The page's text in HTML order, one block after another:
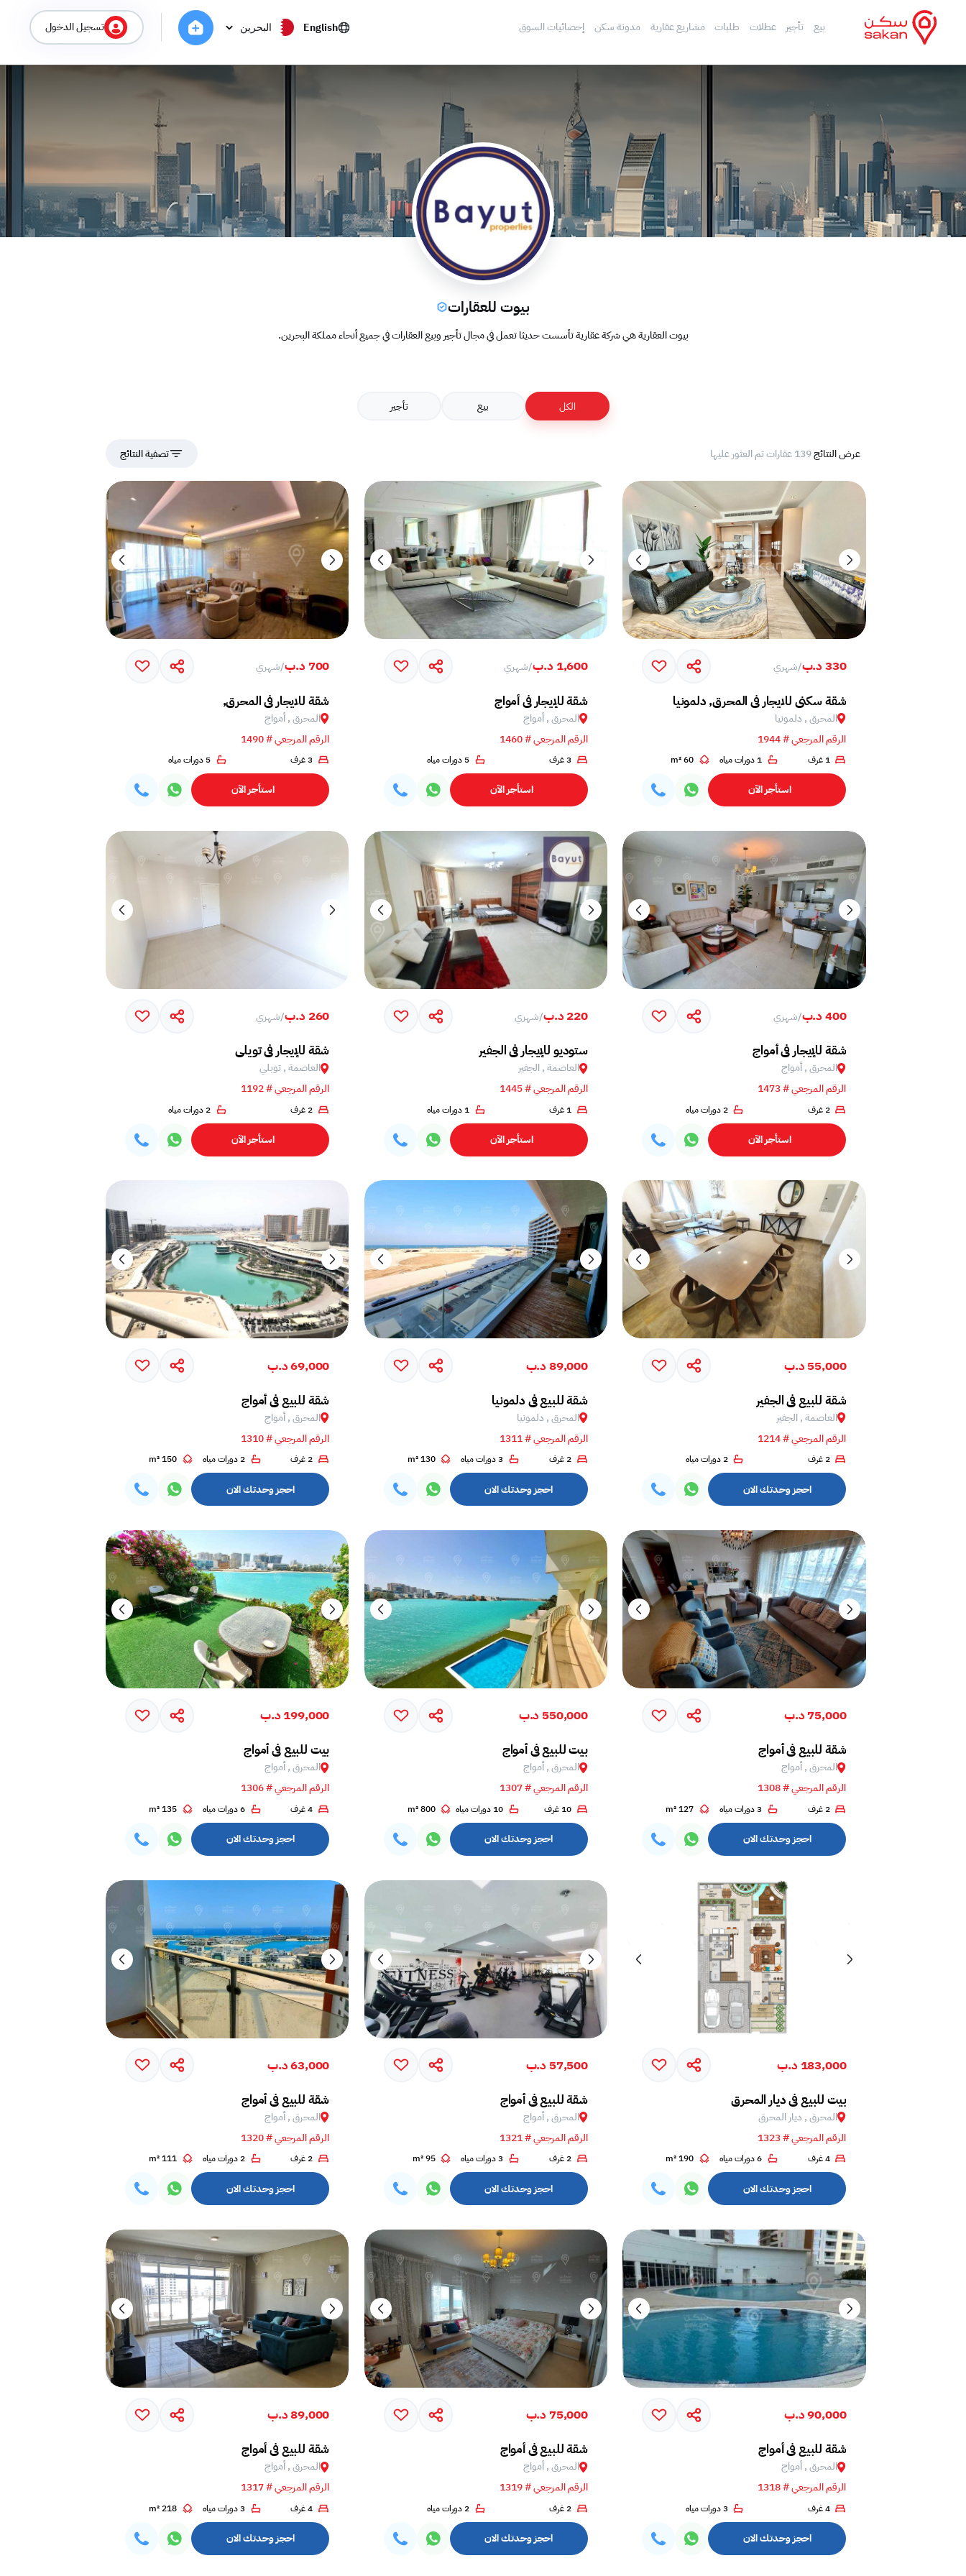
بيع تأجير عطلات طلبات مشاريع عقارية مدونة سكن إحصائيات السوق English البحرين تسجيل الدخول
بيوت للعقارات
بيوت العقارية هي شركة عقارية تأسست حديثا تعمل في مجال تأجير وبيع العقارات في جميع أنحاء مملكة البحرين.
الكل بيع تأجير
عرض النتائج139 عقارات تم العثور عليها تصفية النتائج
330 د.ب /شهري
شقة سكني للايجار في المحرق, دلمونيا
المحرق , دلمونيا
الرقم المرجعي # 1944
1 غرف 1 دورات مياه 60 m²
استأجر الآن
1,600 د.ب /شهري
شقة للإيجار في أمواج
المحرق , أمواج
الرقم المرجعي # 1460
3 غرف 5 دورات مياه
استأجر الآن
700 د.ب /شهري
شقة للايجار في المحرق,
المحرق , أمواج
الرقم المرجعي # 1490
3 غرف 5 دورات مياه
استأجر الآن
400 د.ب /شهري
شقة للإيجار في أمواج
المحرق , أمواج
الرقم المرجعي # 1473
2 غرف 2 دورات مياه
استأجر الآن
220 د.ب /شهري
ستوديو للإيجار في الجفير
العاصمة , الجفير
الرقم المرجعي # 1445
1 غرف 1 دورات مياه
استأجر الآن
260 د.ب /شهري
شقة للإيجار في تويلي
العاصمة , توبلي
الرقم المرجعي # 1192
2 غرف 2 دورات مياه
استأجر الآن
55,000 د.ب
شقة للبيع في الجفير
العاصمة , الجفير
الرقم المرجعي # 1214
2 غرف 2 دورات مياه
احجز وحدتك الان
89,000 د.ب
شقة للبيع في دلمونيا
المحرق , دلمونيا
الرقم المرجعي # 1311
2 غرف 3 دورات مياه 130 m²
احجز وحدتك الان
69,000 د.ب
شقة للبيع في أمواج
المحرق , أمواج
الرقم المرجعي # 1310
2 غرف 2 دورات مياه 150 m²
احجز وحدتك الان
75,000 د.ب
شقة للبيع في أمواج
المحرق , أمواج
الرقم المرجعي # 1308
2 غرف 3 دورات مياه 127 m²
احجز وحدتك الان
550,000 د.ب
بيت للبيع في أمواج
المحرق , أمواج
الرقم المرجعي # 1307
10 غرف 10 دورات مياه 800 m²
احجز وحدتك الان
199,000 د.ب
بيت للبيع في أمواج
المحرق , أمواج
الرقم المرجعي # 1306
4 غرف 6 دورات مياه 135 m²
احجز وحدتك الان
183,000 د.ب
بيت للبيع في ديار المحرق
المحرق , ديار المحرق
الرقم المرجعي # 1323
4 غرف 6 دورات مياه 190 m²
احجز وحدتك الان
57,500 د.ب
شقة للبيع في أمواج
المحرق , أمواج
الرقم المرجعي # 1321
2 غرف 3 دورات مياه 95 m²
احجز وحدتك الان
63,000 د.ب
شقة للبيع في أمواج
المحرق , أمواج
الرقم المرجعي # 1320
2 غرف 2 دورات مياه 111 m²
احجز وحدتك الان
90,000 د.ب
شقة للبيع في أمواج
المحرق , أمواج
الرقم المرجعي # 1318
4 غرف 3 دورات مياه
احجز وحدتك الان
75,000 د.ب
شقة للبيع في أمواج
المحرق , أمواج
الرقم المرجعي # 1319
2 غرف 2 دورات مياه
احجز وحدتك الان
89,000 د.ب
شقة للبيع في أمواج
المحرق , أمواج
الرقم المرجعي # 1317
4 غرف 3 دورات مياه 218 m²
احجز وحدتك الان